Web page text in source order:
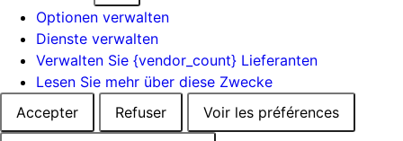
Optionen verwalten
Dienste verwalten
Verwalten Sie {vendor_count} Lieferanten
Lesen Sie mehr über diese Zwecke
Accepter
Refuser Voir les préférences